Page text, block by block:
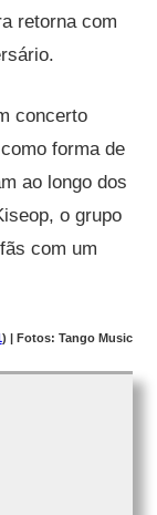
retorna com
concerto
forma de
ao longo dos
o grupo
com um
) | Fotos: Tango Music